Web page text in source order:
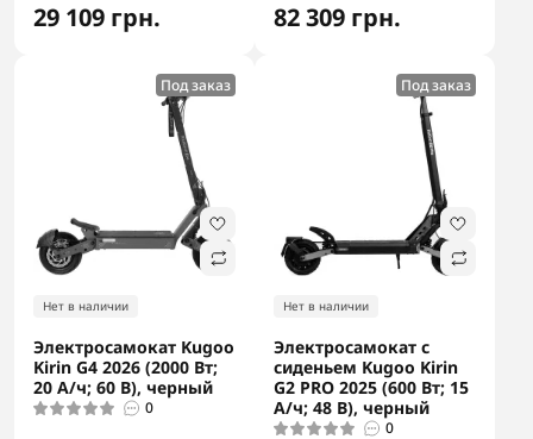
29 109 грн. 82 309 грн.
Под заказ
Нет в наличии
Электросамокат Kugoo
Kirin G4 2026 (2000 Вт;
20 А/ч; 60 В), черный
0
Под заказ
Нет в наличии
Электросамокат с
сиденьем Kugoo Kirin
G2 PRO 2025 (600 Вт; 15
А/ч; 48 В), черный
0